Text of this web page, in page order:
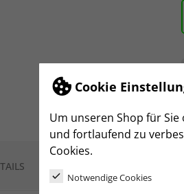
Cookie
Um unseren Shop für
und fortlaufend zu
Cookies.
Notwendige Cookies